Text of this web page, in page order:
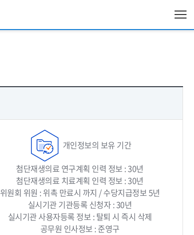
개인정보의 보유 기간
첨단재생의료 연구계획 인력 정보 : 30년
첨단재생의료 치료계획 인력 정보 : 30년
위원회 위원 : 위촉 만료시 까지 / 수당지급정보 5년
실시기관 기관등록 신청자 : 30년
실시기관 사용자등록 정보 : 탈퇴 시 즉시 삭제
공무원 인사정보 : 준영구